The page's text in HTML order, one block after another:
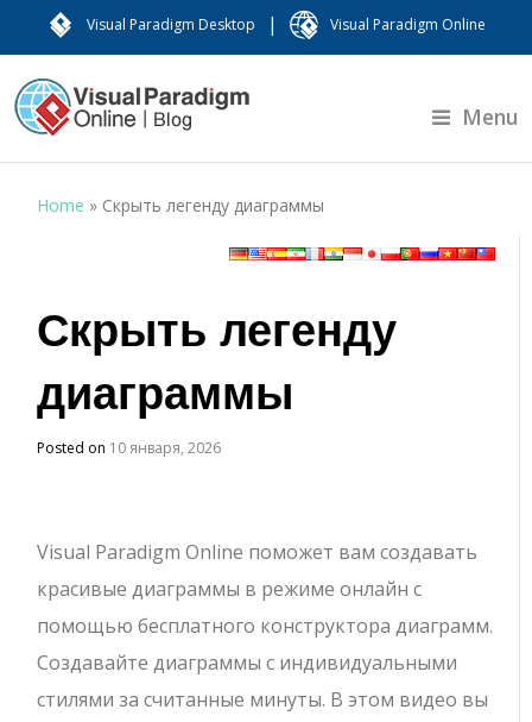
Visual Paradigm Desktop | Visual Paradigm Online
Menu
Home » Скрыть легенду диаграммы
Скрыть легенду
диаграммы
Posted on 10 января, 2026
Visual Paradigm Online поможет вам создавать
красивые диаграммы в режиме онлайн с
помощью бесплатного конструктора диаграмм.
Создавайте диаграммы с индивидуальными
стилями за считанные минуты. В этом видео вы